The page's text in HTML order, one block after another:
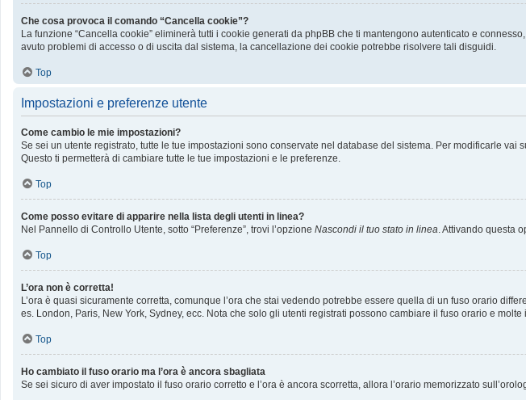
Che cosa provoca il comando “Cancella cookie”?
La funzione “Cancella cookie” eliminerà tutti i cookie generati da phpBB che ti mantengono autenticato e
avuto problemi di accesso o di uscita dal sistema, la cancellazione dei cookie potrebbe risolvere tali disguidi.
Top
Impostazioni e preferenze utente
Come cambio le mie impostazioni?
Se sei un utente registrato, tutte le tue impostazioni sono conservate nel database del sistema. Per modificarle
Questo ti permetterà di cambiare tutte le tue impostazioni e le preferenze.
Top
Come posso evitare di apparire nella lista degli utenti in linea?
Nel Pannello di Controllo Utente, sotto “Preferenze”, trovi l’opzione Nascondi il tuo stato in linea. Attivando questa
Top
L’ora non è corretta!
L’ora è quasi sicuramente corretta, comunque l’ora che stai vedendo potrebbe essere quella di un fuso orario
es. London, Paris, New York, Sydney, ecc. Nota che solo gli utenti registrati possono cambiare il fuso orario e molte
Top
Ho cambiato il fuso orario ma l’ora è ancora sbagliata
Se sei sicuro di aver impostato il fuso orario corretto e l’ora è ancora scorretta, allora l’orario memorizzato